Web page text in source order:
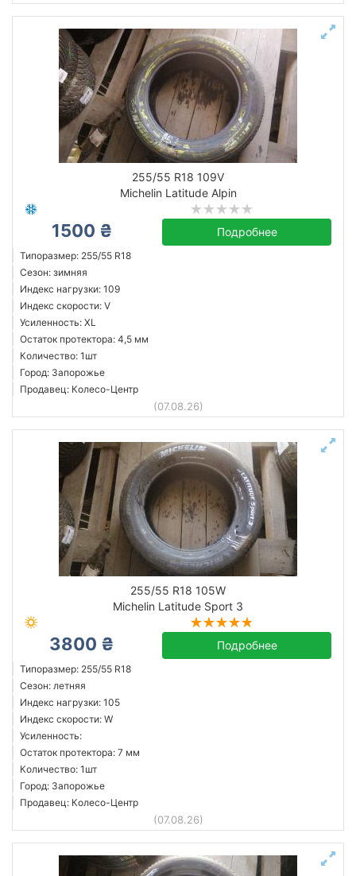
255/55 R18 109V
Michelin Latitude Alpin
1500 ₴ Подробнее
Типоразмер: 255/55 R18
Сезон: зимняя
Индекс нагрузки: 109
Индекс скорости: V
Усиленность: XL
Остаток протектора: 4,5 мм
Количество: 1шт
Город: Запорожье
Продавец: Колесо-Центр
(07.08.26)
255/55 R18 105W
Michelin Latitude Sport 3
3800 ₴ Подробнее
Типоразмер: 255/55 R18
Сезон: летняя
Индекс нагрузки: 105
Индекс скорости: W
Усиленность:
Остаток протектора: 7 мм
Количество: 1шт
Город: Запорожье
Продавец: Колесо-Центр
(07.08.26)